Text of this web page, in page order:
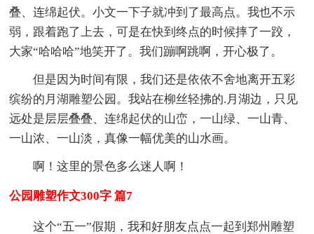
叠、连绵起伏。小文一下子就冲到了最高点。我也不示
弱，跟着跑了上去，可是在快到终点的时候摔了一跤，
大家“哈哈哈”地笑开了。我们蹦啊跳啊，开心极了。
但是因为时间有限，我们还是依依不舍地离开五彩
缤纷的月湖雕塑公园。我站在柳丝轻拂的.月湖边，只见
远处是层层叠叠、连绵起伏的山峦，一山绿、一山青、
一山浓、一山淡，真像一幅优美的山水画。
啊！这里的景色多么迷人啊！
公园雕塑作文300字 篇7
这个“五一”假期，我和好朋友点点一起到郑州雕塑